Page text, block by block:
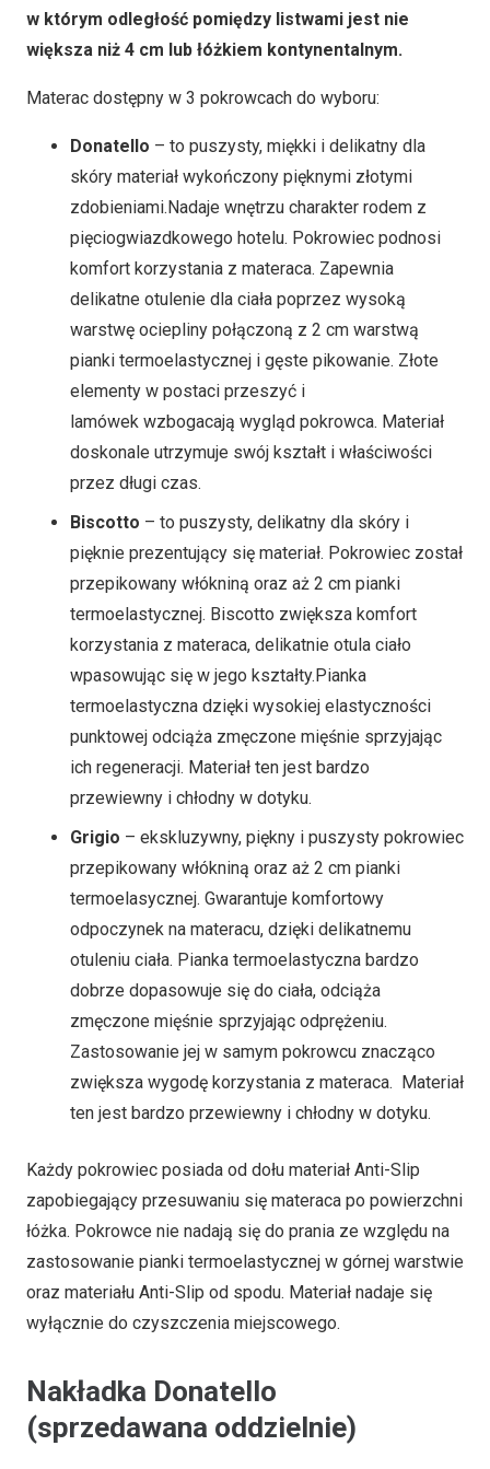
w którym odległość pomiędzy listwami jest nie
większa niż 4 cm lub łóżkiem kontynentalnym.
Materac dostępny w 3 pokrowcach do wyboru:
Donatello – to puszysty, miękki i delikatny dla
skóry materiał wykończony pięknymi złotymi
zdobieniami.Nadaje wnętrzu charakter rodem z
pięciogwiazdkowego hotelu. Pokrowiec podnosi
komfort korzystania z materaca. Zapewnia
delikatne otulenie dla ciała poprzez wysoką
warstwę ociepliny połączoną z 2 cm warstwą
pianki termoelastycznej i gęste pikowanie. Złote
elementy w postaci przeszyć i
lamówek wzbogacają wygląd pokrowca. Materiał
doskonale utrzymuje swój kształt i właściwości
przez długi czas.
Biscotto – to puszysty, delikatny dla skóry i
pięknie prezentujący się materiał. Pokrowiec został
przepikowany włókniną oraz aż 2 cm pianki
termoelastycznej. Biscotto zwiększa komfort
korzystania z materaca, delikatnie otula ciało
wpasowując się w jego kształty.Pianka
termoelastyczna dzięki wysokiej elastyczności
punktowej odciąża zmęczone mięśnie sprzyjając
ich regeneracji. Materiał ten jest bardzo
przewiewny i chłodny w dotyku.
Grigio – ekskluzywny, piękny i puszysty pokrowiec
przepikowany włókniną oraz aż 2 cm pianki
termoelasycznej. Gwarantuje komfortowy
odpoczynek na materacu, dzięki delikatnemu
otuleniu ciała. Pianka termoelastyczna bardzo
dobrze dopasowuje się do ciała, odciąża
zmęczone mięśnie sprzyjając odprężeniu.
Zastosowanie jej w samym pokrowcu znacząco
zwiększa wygodę korzystania z materaca. Materiał
ten jest bardzo przewiewny i chłodny w dotyku.
Każdy pokrowiec posiada od dołu materiał Anti-Slip
zapobiegający przesuwaniu się materaca po powierzchni
łóżka. Pokrowce nie nadają się do prania ze względu na
zastosowanie pianki termoelastycznej w górnej warstwie
oraz materiału Anti-Slip od spodu. Materiał nadaje się
wyłącznie do czyszczenia miejscowego.
Nakładka Donatello
(sprzedawana oddzielnie)